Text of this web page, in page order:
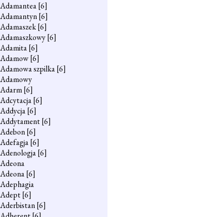
Adamantea[6]
Adamantyn[6]
Adamaszek[6]
Adamaszkowy[6]
Adamita[6]
Adamow[6]
Adamowa szpilka[6]
Adamowy
Adarm[6]
Adcytacja[6]
Addycja[6]
Addytament[6]
Adebon[6]
Adefagja[6]
Adenologja[6]
Adeona
Adeona[6]
Adephagia
Adept[6]
Aderbistan[6]